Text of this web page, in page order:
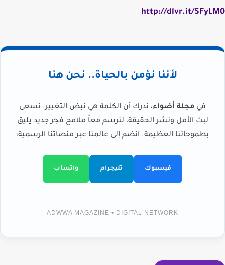
http://dlvr.it/SFyLM0
لأننا نؤمن بالحياة.. نحن هنا
في مجلة أضواء، ندرك أن الكلمة هي نبض التغيير. نسعى
لبث الأمل ونشر الحقيقة، لنرسم معاً ملامح فجر جديد يليق
بطموحاتنا العظيمة. انضم إلى عالمنا عبر منصاتنا الرسمية:
فيسبوك تليجرام واتساب
ADWWA MAGAZINE • DIGITAL NETWORK